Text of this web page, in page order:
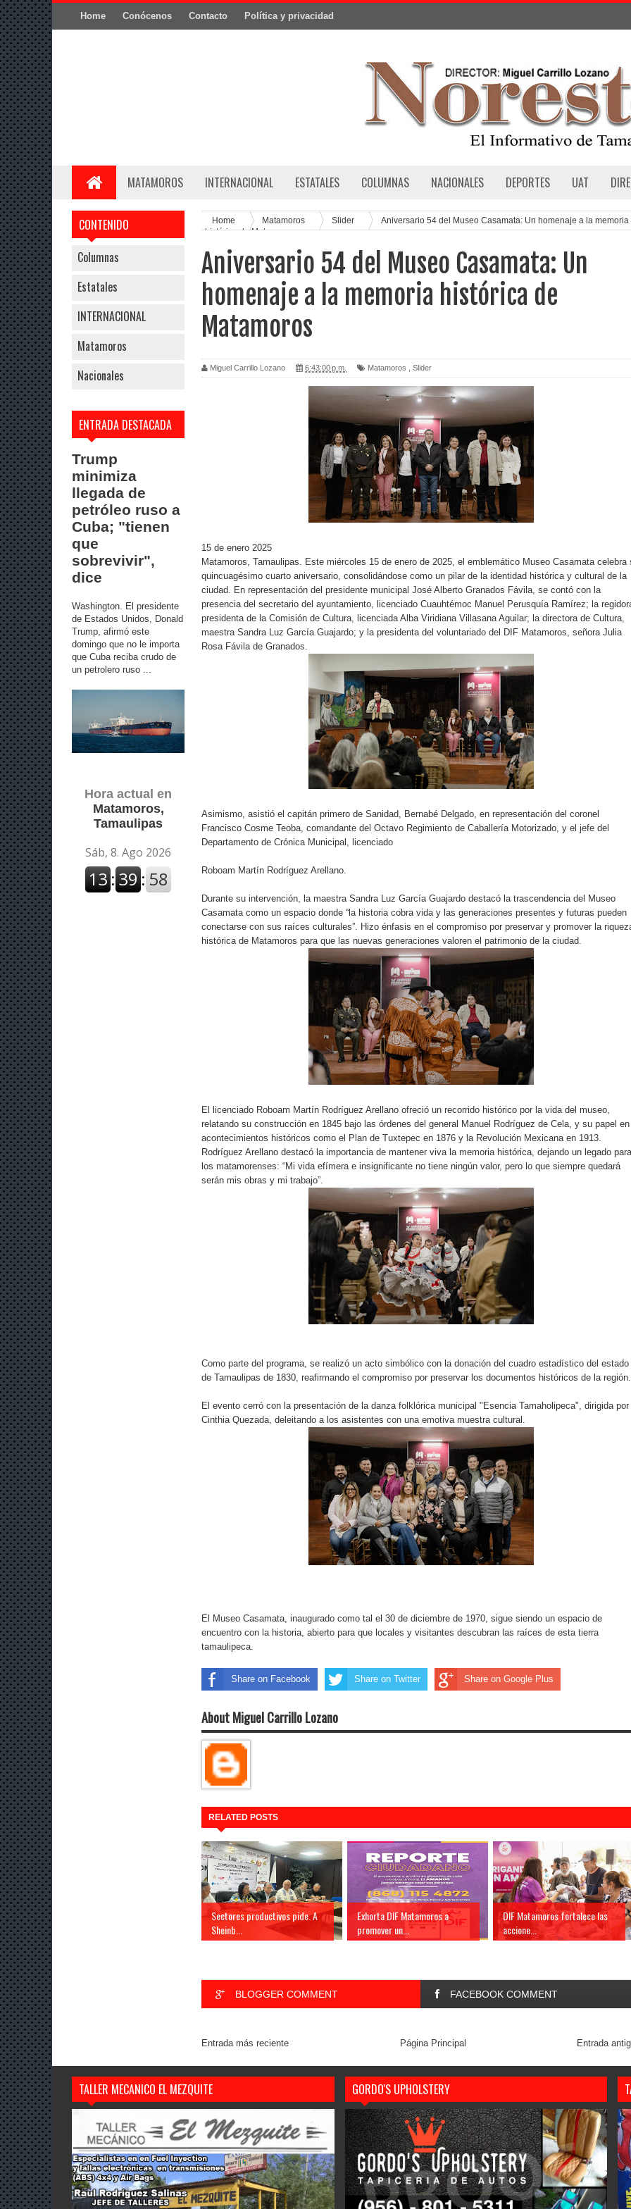
Home Conócenos Contacto Política y privacidad
MATAMOROS INTERNACIONAL ESTATALES COLUMNAS NACIONALES DEPORTES UAT
CONTENIDO
Columnas
Estatales
INTERNACIONAL
Matamoros
Nacionales
ENTRADA DESTACADA
Trump
minimiza
llegada de
petróleo ruso a
Cuba; "tienen
que
sobrevivir",
dice
Washington. El presidente
de Estados Unidos, Donald
Trump, afirmó este
domingo que no le importa
que Cuba reciba crudo de
un petrolero ruso ...
Hora actual en
Matamoros,
Tamaulipas
Home Matamoros Slider
Aniversario 54 del Museo Casamata: Un homenaje a la memoria
histórica de Matamoros
Aniversario 54 del Museo Casamata: Un
homenaje a la memoria histórica de
Matamoros
Miguel Carrillo Lozano 6:43:00 p.m. Matamoros Slider
15 de enero 2025
Matamoros, Tamaulipas. Este miércoles 15 de enero de 2025, el emblemático Museo Casamata celebra
quincuagésimo cuarto aniversario, consolidándose como un pilar de la identidad histórica y cultural de la
ciudad. En representación del presidente municipal José Alberto Granados Fávila, se contó con la
presencia del secretario del ayuntamiento, licenciado Cuauhtémoc Manuel Perusquía Ramírez; la
presidenta de la Comisión de Cultura, licenciada Alba Viridiana Villasana Aguilar; la directora de Cultura,
maestra Sandra Luz García Guajardo; y la presidenta del voluntariado del DIF Matamoros, señora Julia
Rosa Fávila de Granados.
Asimismo, asistió el capitán primero de Sanidad, Bernabé Delgado, en representación del coronel
Francisco Cosme Teoba, comandante del Octavo Regimiento de Caballería Motorizado, y el jefe del
Departamento de Crónica Municipal, licenciado
Roboam Martín Rodríguez Arellano.
Durante su intervención, la maestra Sandra Luz García Guajardo destacó la trascendencia del Museo
Casamata como un espacio donde “la historia cobra vida y las generaciones presentes y futuras pueden
conectarse con sus raíces culturales”. Hizo énfasis en el compromiso por preservar y promover la
histórica de Matamoros para que las nuevas generaciones valoren el patrimonio de la ciudad.
El licenciado Roboam Martín Rodríguez Arellano ofreció un recorrido histórico por la vida del museo,
relatando su construcción en 1845 bajo las órdenes del general Manuel Rodríguez de Cela, y su papel en
acontecimientos históricos como el Plan de Tuxtepec en 1876 y la Revolución Mexicana en 1913.
Rodríguez Arellano destacó la importancia de mantener viva la memoria histórica, dejando un legado para
los matamorenses: “Mi vida efímera e insignificante no tiene ningún valor, pero lo que siempre quedará
serán mis obras y mi trabajo”.
Como parte del programa, se realizó un acto simbólico con la donación del cuadro estadístico del estado
de Tamaulipas de 1830, reafirmando el compromiso por preservar los documentos históricos de la región.
El evento cerró con la presentación de la danza folklórica municipal "Esencia Tamaholipeca", dirigida por
Cinthia Quezada, deleitando a los asistentes con una emotiva muestra cultural.
El Museo Casamata, inaugurado como tal el 30 de diciembre de 1970, sigue siendo un espacio de
encuentro con la historia, abierto para que locales y visitantes descubran las raíces de esta tierra
tamaulipeca.
Share on Facebook Share on Twitter Share on Google Plus
About Miguel Carrillo Lozano
RELATED POSTS
Sectores productivos pide. A
Sheinb...
Exhorta DIF Matamoros a
promover un...
DIF Matamoros fortalece las
accione...
BLOGGER COMMENT FACEBOOK COMMENT
Entrada más reciente Entrada
Página Principal
TALLER MECANICO EL MEZQUITE GORDO'S UPHOLSTERY